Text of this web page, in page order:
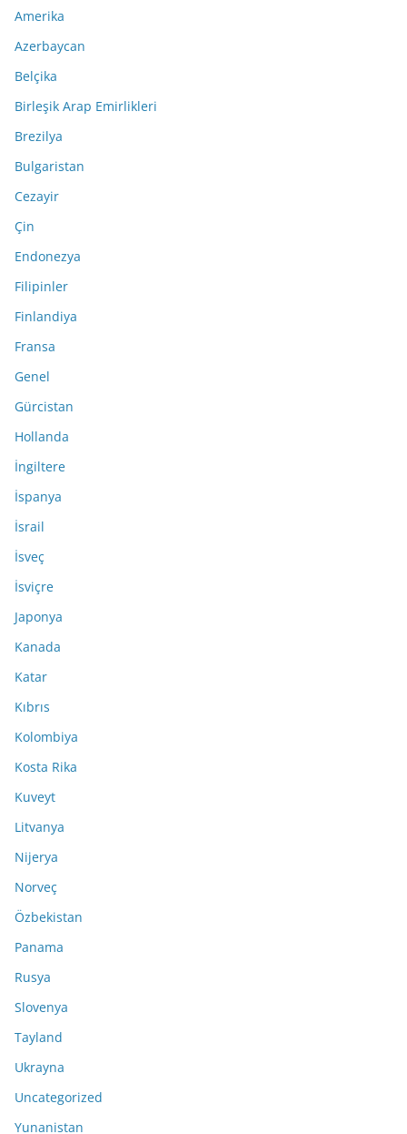
Amerika
Azerbaycan
Belçika
Birleşik Arap Emirlikleri
Brezilya
Bulgaristan
Cezayir
Çin
Endonezya
Filipinler
Finlandiya
Fransa
Genel
Gürcistan
Hollanda
İngiltere
İspanya
İsrail
İsveç
İsviçre
Japonya
Kanada
Katar
Kıbrıs
Kolombiya
Kosta Rika
Kuveyt
Litvanya
Nijerya
Norveç
Özbekistan
Panama
Rusya
Slovenya
Tayland
Ukrayna
Uncategorized
Yunanistan